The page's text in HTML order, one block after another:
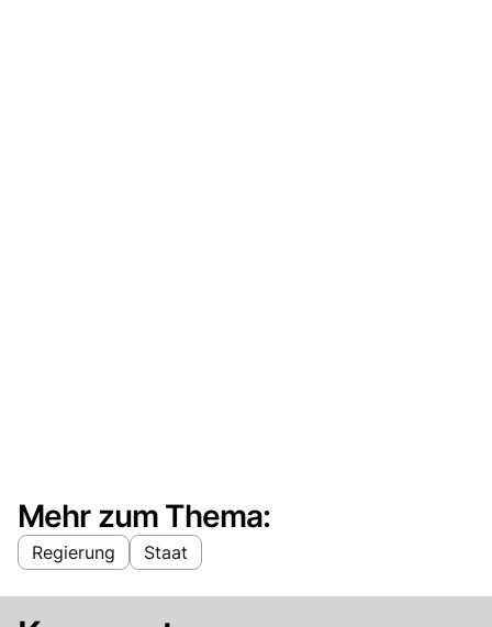
Mehr zum Thema:
Regierung Staat